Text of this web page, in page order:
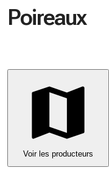
Poireaux
Voir les producteurs